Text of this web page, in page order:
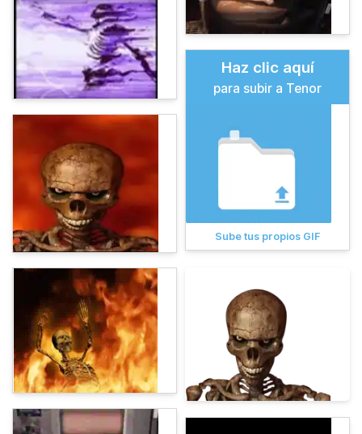
Haz clic aquí
para subir a Tenor
Sube tus propios GIF